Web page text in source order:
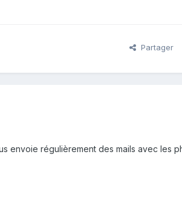
Partager
envoie régulièrement des mails avec les